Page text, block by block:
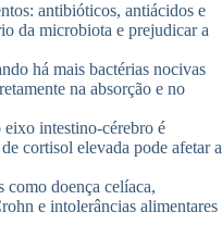
antibióticos, antiácidos e
da microbiota e prejudicar a
há mais bactérias nocivas
na absorção e no
eixo intestino-cérebro é
cortisol elevada pode afetar a
como doença celíaca,
e intolerâncias alimentares